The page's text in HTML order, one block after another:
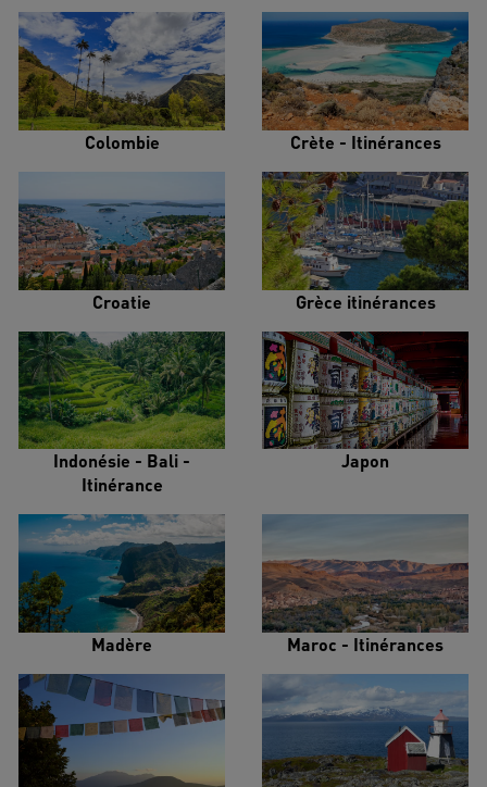
Colombie Crète - Itinérances
Croatie Grèce itinérances
Indonésie - Bali -
Itinérance
Japon
Madère Maroc - Itinérances